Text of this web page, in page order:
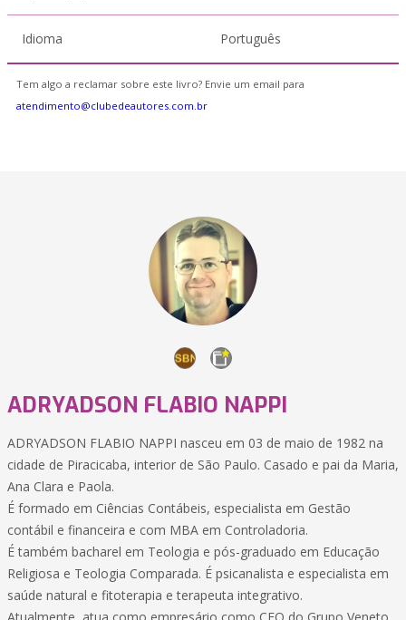
Idioma Português
Tem algo a reclamar sobre este livro? Envie um email para
atendimento@clubedeautores.com.br
ADRYADSON FLABIO NAPPI
ADRYADSON FLABIO NAPPI nasceu em 03 de maio de 1982 na
cidade de Piracicaba, interior de São Paulo. Casado e pai da Maria,
Ana Clara e Paola.
É formado em Ciências Contábeis, especialista em Gestão
contábil e financeira e com MBA em Controladoria.
É também bacharel em Teologia e pós-graduado em Educação
Religiosa e Teologia Comparada. É psicanalista e especialista em
saúde natural e fitoterapia e terapeuta integrativo.